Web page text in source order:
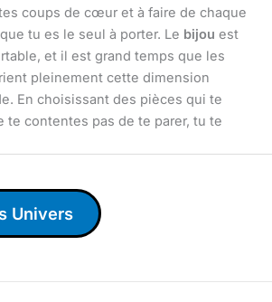
coups de cœur et à faire de chaque
tu es le seul à porter. Le bijou est
et il est grand temps que les
pleinement cette dimension
En choisissant des pièces qui te
te contentes pas de te parer, tu te
Univers